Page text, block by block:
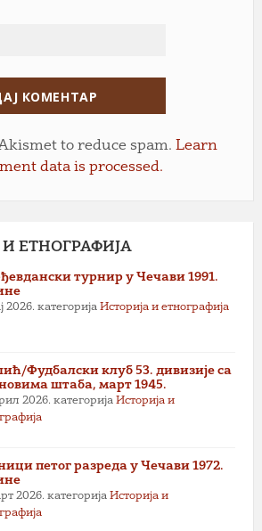
to reduce spam. Learn
data is processed.
ЕТНОГРАФИЈА
турнир у Чечави 1991.
2026. категорија Историја и етнографија
Фудбалски клуб 53. дивизије са
штаба, март 1945.
2026. категорија Историја и
петог разреда у Чечави 1972.
2026. категорија Историја и